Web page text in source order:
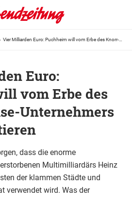
Euro:
vom Erbe des
Unternehmers
dass die enorme
Multimilliardärs Heinz
der klammen Städte und
verwendet wird. Was der